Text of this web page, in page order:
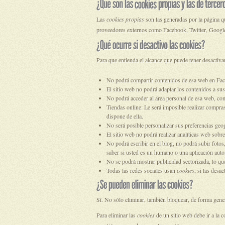
Las cookies propiasson las generadas por la página
proveedores externos como Facebook, Twitter,
Para que entienda el alcance que puede tener
No podrá compartir contenidos de esa web en
El sitio web no podrá adaptar los contenidos a
No podrá acceder al área personal de esa web,
Tiendas online: Le será imposible realizar
dispone de ella.
No será posible personalizar sus preferencias
El sitio web no podrá realizar analíticas web
No podrá escribir en el blog, no podrá subir
saber si usted es un humano o una aplicación
No se podrá mostrar publicidad sectorizada, lo
Todas las redes sociales usancookies, si las
Sí. No sólo eliminar, también bloquear, de forma
Para eliminar lascookiesde un sitio web debe ir a la